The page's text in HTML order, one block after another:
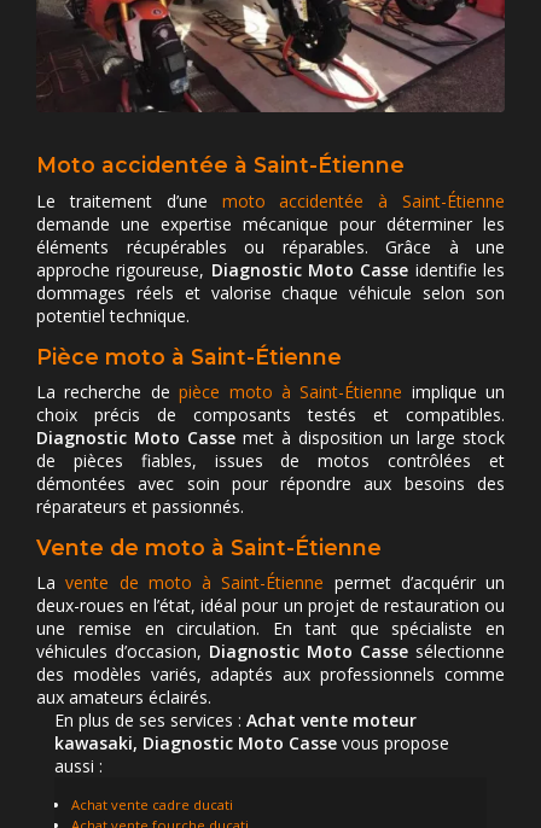
Moto accidentée à Saint-Étienne
Le traitement d’une moto accidentée à Saint-Étienne
demande une expertise mécanique pour déterminer les
éléments récupérables ou réparables. Grâce à une
approche rigoureuse, Diagnostic Moto Casse identifie les
dommages réels et valorise chaque véhicule selon son
potentiel technique.
Pièce moto à Saint-Étienne
La recherche depièce moto à Saint-Étienne implique un
choix précis de composants testés et compatibles.
Diagnostic Moto Casse met à disposition un large stock
de pièces fiables, issues de motos contrôlées et
démontées avec soin pour répondre aux besoins des
réparateurs et passionnés.
Vente de moto à Saint-Étienne
Lavente de moto à Saint-Étienne permet d’acquérir un
deux-roues en l’état, idéal pour un projet de restauration ou
une remise en circulation. En tant que spécialiste en
véhicules d’occasion, Diagnostic Moto Casse sélectionne
des modèles variés, adaptés aux professionnels comme
aux amateurs éclairés.
En plus de ses services : Achat vente moteur
kawasaki, Diagnostic Moto Casse vous propose
aussi :
Achat vente cadre ducati